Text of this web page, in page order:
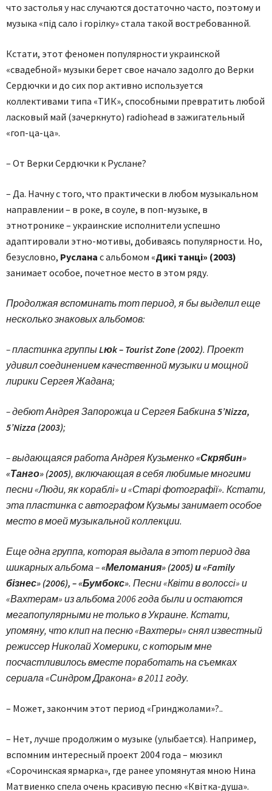
что застолья у нас случаются достаточно часто, поэтому и
музыка «під сало і горілку» стала такой востребованной.
Кстати, этот феномен популярности украинской
«свадебной» музыки берет свое начало задолго до Верки
Сердючки и до сих пор активно используется
коллективами типа «ТИК», способными превратить любой
ласковый май (зачеркнуто) radiohead в зажигательный
«гоп-ца-ца».
– От Верки Сердючки к Руслане?
– Да. Начну с того, что практически в любом музыкальном
направлении – в роке, в соуле, в поп-музыке, в
этнотронике – украинские исполнители успешно
адаптировали этно-мотивы, добиваясь популярности. Но,
безусловно, Руслана с альбомом «Дикі танці» (2003)
занимает особое, почетное место в этом ряду.
Продолжая вспоминать тот период, я бы выделил еще
несколько знаковых альбомов:
– пластинка группыLюk – Tourist Zone (2002). Проект
удивил соединением качественной музыки и мощной
лирики Сергея Жадана;
– дебют Андрея Запорожца и Сергея Бабкина 5’Nizza,
5’Nizza (2003);
– выдающаяся работа Андрея Кузьменко«Скрябин»
«Танго» (2005), включающая в себя любимые многими
песни «Люди, як кораблі» и «Старі фотографії». Кстати,
эта пластинка с автографом Кузьмы занимает особое
место в моей музыкальной коллекции.
Еще одна группа, которая выдала в этот период два
шикарных альбома –«Меломания» (2005) и «Family
бізнес» (2006), – «Бумбокс». Песни «Квіти в волоссі» и
«Вахтерам» из альбома 2006 года были и остаются
мегапопулярными не только в Украине. Кстати,
упомяну, что клип на песню «Вахтеры» снял известный
режиссер Николай Хомерики, с которым мне
посчастливилось вместе поработать на съемках
сериала «Синдром Дракона» в 2011 году.
– Может, закончим этот период «Гринджолами»?..
– Нет, лучше продолжим о музыке (улыбается). Например,
вспомним интересный проект 2004 года – мюзикл
«Сорочинская ярмарка», где ранее упомянутая мною Нина
Матвиенко спела очень красивую песню «Квітка-душа».